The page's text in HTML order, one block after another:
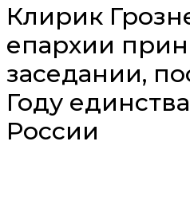
Клирик
епархии
заседании,
Году
России